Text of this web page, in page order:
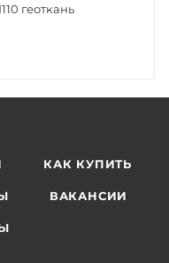
геоткань
КАК КУПИТЬ
ВАКАНСИИ